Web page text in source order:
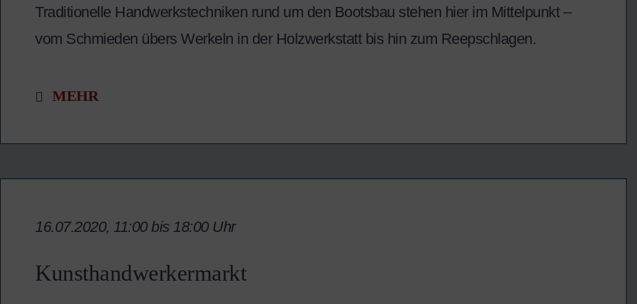
Traditionelle Handwerkstechniken rund um den Bootsbau stehen hier im Mittelpunkt –
vom Schmieden übers Werkeln in der Holzwerkstatt bis hin zum Reepschlagen.
MEHR
Kunsthandwerkermarkt
16.07.2020, 11:00 bis 18:00 Uhr